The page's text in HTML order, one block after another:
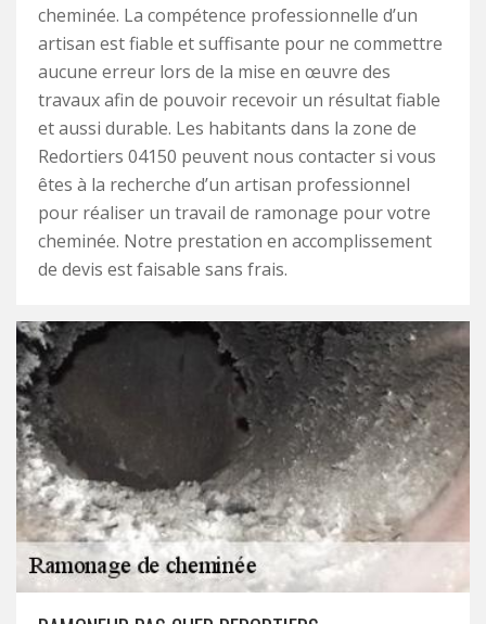
cheminée. La compétence professionnelle d’un
artisan est fiable et suffisante pour ne commettre
aucune erreur lors de la mise en œuvre des
travaux afin de pouvoir recevoir un résultat fiable
et aussi durable. Les habitants dans la zone de
Redortiers 04150 peuvent nous contacter si vous
êtes à la recherche d’un artisan professionnel
pour réaliser un travail de ramonage pour votre
cheminée. Notre prestation en accomplissement
de devis est faisable sans frais.